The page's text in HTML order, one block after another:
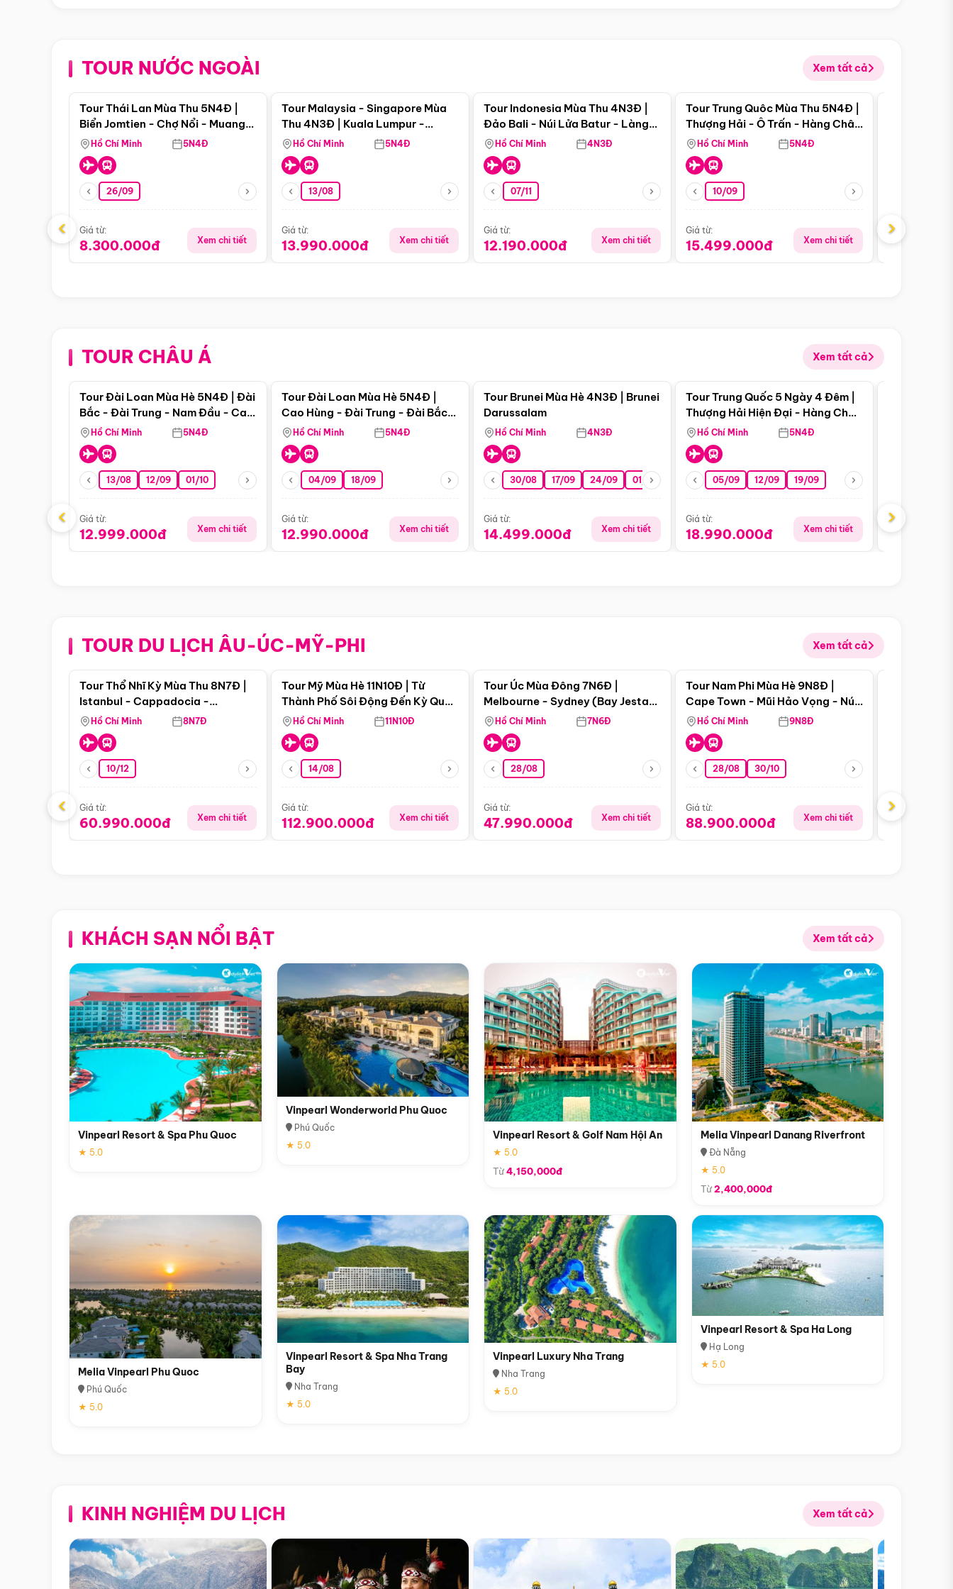
TOUR NƯỚC NGOÀI Xem tất cả
Điểm nổi bật
Tour Thái Lan Mùa Thu 5N4Đ |
Biển Jomtien - Chợ Nổi - Muang
Boran - Suanthai (Bay Vietnam
Airlines)
Hồ Chí Minh 5N4Đ
26/09
Giá từ:
8.300.000đ Xem chi tiết
Tour Malaysia - Singapore Mùa
Thu 4N3Đ | Kuala Lumpur -
Malacca - Johor Baru -
Singapore
Hồ Chí Minh 5N4Đ
13/08
Giá từ:
13.990.000đ Xem chi tiết
Tour Indonesia Mùa Thu 4N3Đ |
Đảo Bali - Núi Lửa Batur - Làng
Penglipuran
Hồ Chí Minh 4N3Đ
07/11
Giá từ:
12.190.000đ Xem chi tiết
Điểm nổi bật
Tour Trung Quôc Mùa Thu 5N4Đ |
Thượng Hải - Ô Trấn - Hàng Châu
(Tour Không Shopping)
Hồ Chí Minh 5N4Đ
10/09
Giá từ:
15.499.000đ Xem chi tiết
Giá từ:
‹ ›
TOUR CHÂU Á Xem tất cả
Điểm nổi bật
Tour Đài Loan Mùa Hè 5N4Đ | Đài
Bắc - Đài Trung - Nam Đầu - Cao
Hùng ( Bay Vn)
Hồ Chí Minh 5N4Đ
13/08 12/09 01/10
Giá từ:
12.999.000đ Xem chi tiết
Tour Đài Loan Mùa Hè 5N4Đ |
Cao Hùng - Đài Trung - Đài Bắc
(Bay Vj)
Hồ Chí Minh 5N4Đ
04/09 18/09
Giá từ:
12.990.000đ Xem chi tiết
Tour Brunei Mùa Hè 4N3Đ | Brunei
Darussalam
Hồ Chí Minh 4N3Đ
30/08 17/09 24/09 01/10 15/10 29/10
Giá từ:
14.499.000đ Xem chi tiết
Điểm nổi bật
Tour Trung Quốc 5 Ngày 4 Đêm |
Thượng Hải Hiện Đại - Hàng Châu
Nên Thơ - Ô Trấn Cổ Kính
Hồ Chí Minh 5N4Đ
05/09 12/09 19/09
Giá từ:
18.990.000đ Xem chi tiết
Giá từ:
‹ ›
TOUR DU LỊCH ÂU-ÚC-MỸ-PHI Xem tất cả
Điểm nổi bật
Tour Thổ Nhĩ Kỳ Mùa Thu 8N7Đ |
Istanbul - Cappadocia -
Pamukkale
Hồ Chí Minh 8N7Đ
10/12
Giá từ:
60.990.000đ Xem chi tiết
Tour Mỹ Mùa Hè 11N10Đ | Từ
Thành Phố Sôi Động Đến Kỳ Quan
Thiên Nhiên Mỹ
Hồ Chí Minh 11N10Đ
14/08
Giá từ:
112.900.000đ Xem chi tiết
Tour Úc Mùa Đông 7N6Đ |
Melbourne - Sydney (Bay Jestar
Airways)
Hồ Chí Minh 7N6Đ
28/08
Giá từ:
47.990.000đ Xem chi tiết
Điểm nổi bật
Tour Nam Phi Mùa Hè 9N8Đ |
Cape Town - Mũi Hảo Vọng - Núi
Bàn - Johannesburg - Pretoria -
Safari - Lodge
Hồ Chí Minh 9N8Đ
28/08 30/10
Giá từ:
88.900.000đ Xem chi tiết
Giá từ:
‹ ›
KHÁCH SẠN NỔI BẬT Xem tất cả
Vinpearl Resort & Spa Phu Quoc
★ 5.0
Vinpearl Wonderworld Phu Quoc
Phú Quốc
★ 5.0
Vinpearl Resort & Golf Nam Hội An
★ 5.0
Từ4,150,000đ
Melia Vinpearl Danang Riverfront
Đà Nẵng
★ 5.0
Từ2,400,000đ
Melia Vinpearl Phu Quoc
Phú Quốc
★ 5.0
Vinpearl Resort & Spa Nha Trang
Bay
Nha Trang
★ 5.0
Vinpearl Luxury Nha Trang
Nha Trang
★ 5.0
Vinpearl Resort & Spa Ha Long
Hạ Long
★ 5.0
KINH NGHIỆM DU LỊCH Xem tất cả